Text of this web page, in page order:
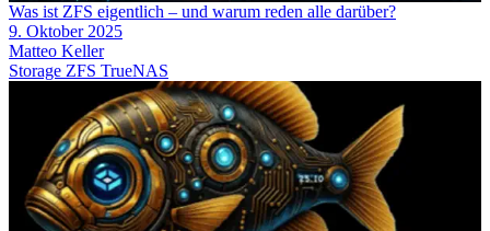
Was ist ZFS eigentlich – und warum reden alle darüber?
9. Oktober 2025
Matteo Keller
Storage ZFS TrueNAS